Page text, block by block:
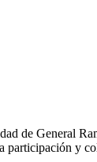
de General
participación y